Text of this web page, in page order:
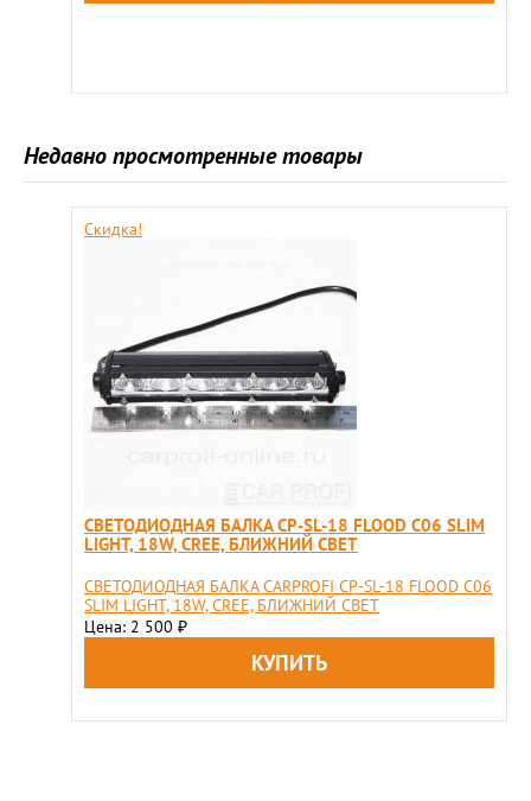
Недавно просмотренные товары
Скидка!
СВЕТОДИОДНАЯ БАЛКА CP-SL-18 FLOOD C06 SLIM
LIGHT, 18W, CREE, БЛИЖНИЙ СВЕТ
СВЕТОДИОДНАЯ БАЛКА CARPROFI CP-SL-18 FLOOD C06
SLIM LIGHT, 18W, CREE, БЛИЖНИЙ СВЕТ
Цена: 2 500 ₽